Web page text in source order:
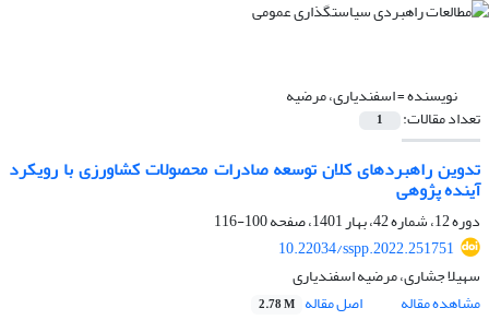
نویسنده =اسفندیاری، مرضیه
تعداد مقالات: 1
تدوین راهبردهای کلان توسعه صادرات محصولات کشاورزی با رویکرد
آینده پژوهی
دوره 12، شماره 42، بهار 1401، صفحه
100-116
10.22034/sspp.2022.251751
سهیلا جشاری، مرضیه اسفندیاری
مشاهده مقاله
اصل مقاله 2.78 M